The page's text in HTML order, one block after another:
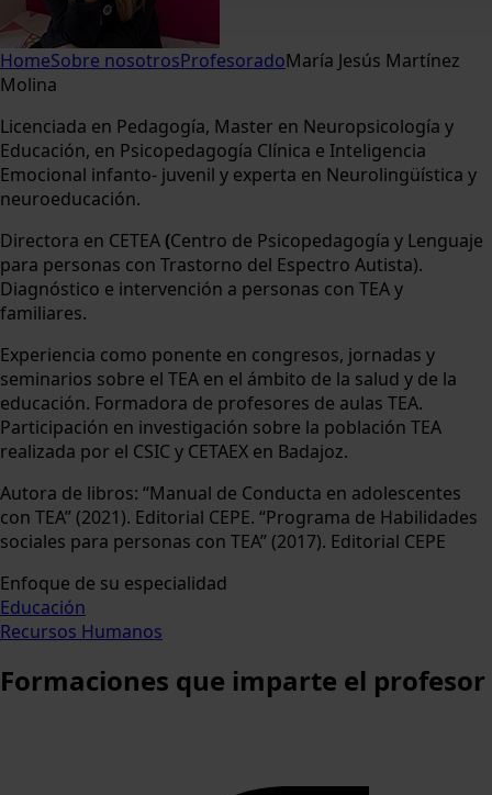
HomeSobre nosotrosProfesoradoMaría Jesús Martínez
Molina
Licenciada en Pedagogía, Master en Neuropsicología y
Educación, en Psicopedagogía Clínica e Inteligencia
Emocional infanto- juvenil y experta en Neurolingüística y
neuroeducación.
Directora en CETEA (Centro de Psicopedagogía y Lenguaje
para personas con Trastorno del Espectro Autista).
Diagnóstico e intervención a personas con TEA y
familiares.
Experiencia como ponente en congresos, jornadas y
seminarios sobre el TEA en el ámbito de la salud y de la
educación. Formadora de profesores de aulas TEA.
Participación en investigación sobre la población TEA
realizada por el CSIC y CETAEX en Badajoz.
Autora de libros: “Manual de Conducta en adolescentes
con TEA” (2021). Editorial CEPE. “Programa de Habilidades
sociales para personas con TEA” (2017). Editorial CEPE
Enfoque de su especialidad
Educación
Recursos Humanos
Formaciones que imparte el profesor